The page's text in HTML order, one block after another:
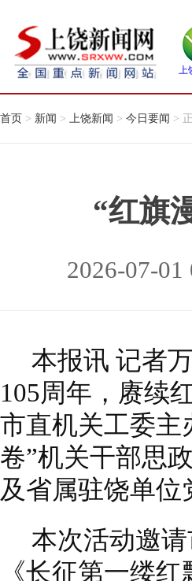
上
首页 > 新闻 > 上饶新闻 > 今日要闻 >
“红旗
2026-07-
本报讯 记者
105周年，赓续
市直机关工委主
卷”机关干部思
及省属驻饶单
本次活动邀
《长征第一缕